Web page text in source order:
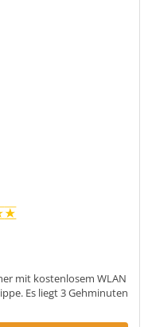
mit kostenlosem WLAN
Es liegt 3 Gehminuten